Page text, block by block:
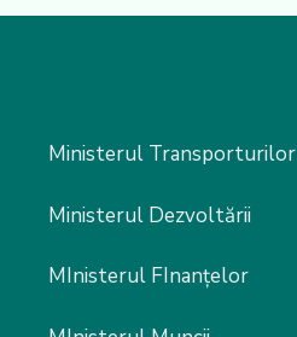
Ministerul Transporturilor
Ministerul Dezvoltării
MInisterul FInanțelor